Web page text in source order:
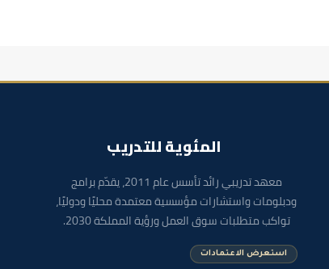
المئوية للتدريب
معهد تدريبي رائد تأسس عام 2011، يقدّم برامج
ودبلومات واستشارات مؤسسية معتمدة محليًا ودوليًا،
تواكب متطلبات سوق العمل ورؤية المملكة 2030.
استعرض الاعتمادات